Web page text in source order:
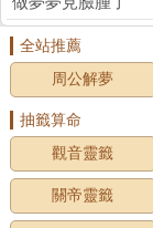
全站推薦
周公解夢
抽籤算命
觀音靈籤
關帝靈籤